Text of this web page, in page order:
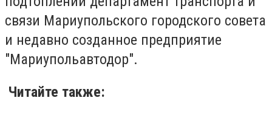
связи Мариупольского городского совета
и недавно созданное предприятие
"Мариупольавтодор".
Читайте также: